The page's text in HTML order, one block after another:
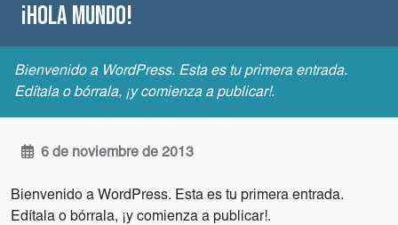
¡Hola mundo!
Bienvenido a WordPress. Esta es tu primera entrada.
Edítala o bórrala, ¡y comienza a publicar!.
6 de noviembre de 2013
Bienvenido a WordPress. Esta es tu primera entrada.
Edítala o bórrala, ¡y comienza a publicar!.